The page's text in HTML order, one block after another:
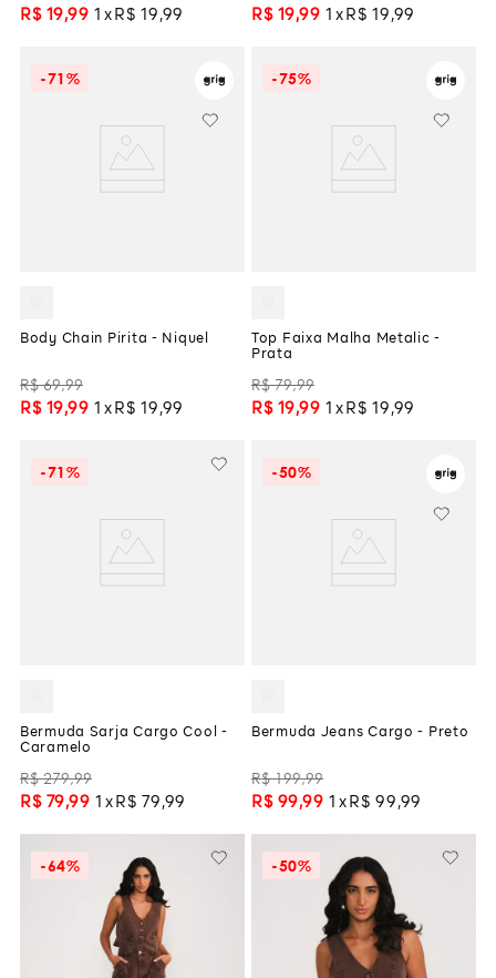
R$ 19,99 1 R$ 19 ,99 R$ 19,99 1 R$ 19 ,99
-71%
Body Chain Pirita - Niquel
R$ 69,99
R$ 19,99 1 R$ 19 ,99
-75%
Top Faixa Malha Metalic -
Prata
R$ 79,99
R$ 19,99 1 R$ 19 ,99
-71%
Bermuda Sarja Cargo Cool -
Caramelo
R$ 279,99
R$ 79,99 1 R$ 79 ,99
-50%
Bermuda Jeans Cargo - Preto
R$ 199,99
R$ 99,99 1 R$ 99 ,99
-64% -50%